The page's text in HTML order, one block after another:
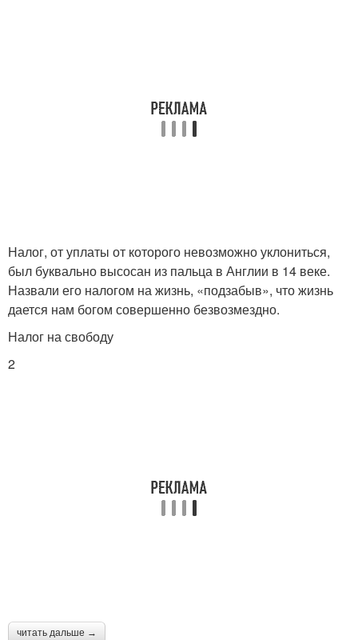
Налоги в разных
странах
Налог на окна
Налог, от уплаты от которого невозможно уклониться,
был буквально высосан из пальца в Англии в 14 веке.
Назвали его налогом на жизнь, «подзабыв», что жизнь
дается нам богом совершенно безвозмездно.
Налог на свободу
2
читать дальше →